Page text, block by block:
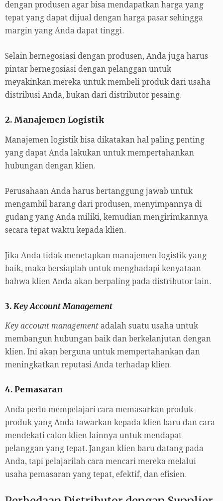
dengan produsen agar bisa mendapatkan harga yang
tepat yang dapat dijual dengan harga pasar sehingga
margin yang Anda dapat tinggi.
Selain bernegosiasi dengan produsen, Anda juga harus
pintar bernegosiasi dengan pelanggan untuk
meyakinkan mereka untuk membeli produk dari usaha
distribusi Anda, bukan dari distributor pesaing.
2. Manajemen Logistik
Manajemen logistik bisa dikatakan hal paling penting
yang dapat Anda lakukan untuk mempertahankan
hubungan dengan klien.
Perusahaan Anda harus bertanggung jawab untuk
mengambil barang dari produsen, menyimpannya di
gudang yang Anda miliki, kemudian mengirimkannya
secara tepat waktu kepada klien.
Jika Anda tidak menetapkan manajemen logistik yang
baik, maka bersiaplah untuk menghadapi kenyataan
bahwa klien Anda akan berpaling pada distributor lain.
3. Key Account Management
Key account management adalah suatu usaha untuk
membangun hubungan baik dan berkelanjutan dengan
klien. Ini akan berguna untuk mempertahankan dan
meningkatkan reputasi Anda terhadap klien.
4. Pemasaran
Anda perlu mempelajari cara memasarkan produk-
produk yang Anda tawarkan kepada klien baru dan cara
mendekati calon klien lainnya untuk mendapat
pelanggan yang tepat. Jangan klien baru datang pada
Anda, tapi pelajarilah cara mencari mereka melalui
usaha pemasaran yang tepat, efektif, dan efisien.